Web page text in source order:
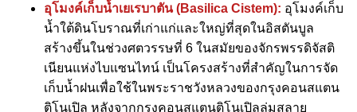
อุโมงค์เก็บน้ำเยเรบาตัน (Basilica Cistem): อุโมงค์เก็บ
น้ำใต้ดินโบราณที่เก่าแก่และใหญ่ที่สุดในอิสตันบูล
สร้างขึ้นในช่วงศตวรรษที่ 6 ในสมัยของจักรพรรดิจัสติ
เนียนแห่งไบแซนไทน์ เป็นโครงสร้างที่สำคัญในการจัด
เก็บน้ำฝนเพื่อใช้ในพระราชวังหลวงของกรุงคอนสแตน
ติโนเปิล หลังจากกรุงคอนสแตนติโนเปิลล่มสลาย